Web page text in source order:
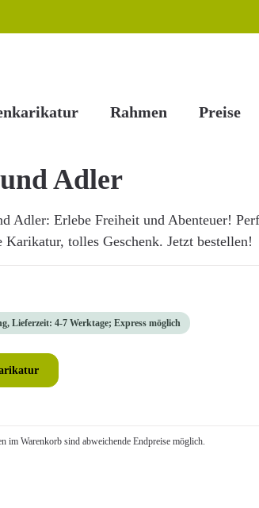
Rahmen Preise
Adler
Adler: Erlebe Freiheit und Abenteuer!
tolles Geschenk. Jetzt bestellen!
Lieferzeit: 4-7 Werktage; Express möglich
im Warenkorb sind abweichende Endpreise möglich.